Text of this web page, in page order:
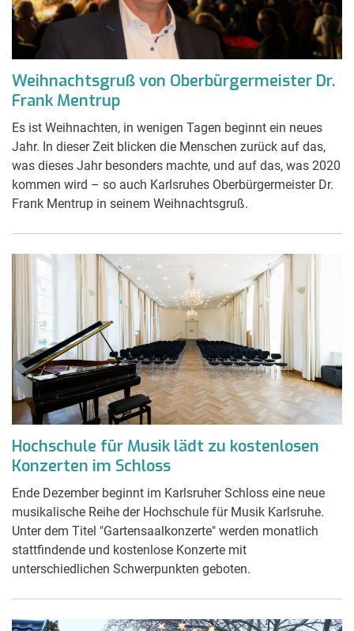
Weihnachtsgruß von Oberbürgermeister Dr.
Frank Mentrup
Es ist Weihnachten, in wenigen Tagen beginnt ein neues
Jahr. In dieser Zeit blicken die Menschen zurück auf das,
was dieses Jahr besonders machte, und auf das, was 2020
kommen wird – so auch Karlsruhes Oberbürgermeister Dr.
Frank Mentrup in seinem Weihnachtsgruß.
Hochschule für Musik lädt zu kostenlosen
Konzerten im Schloss
Ende Dezember beginnt im Karlsruher Schloss eine neue
musikalische Reihe der Hochschule für Musik Karlsruhe.
Unter dem Titel "Gartensaalkonzerte" werden monatlich
stattfindende und kostenlose Konzerte mit
unterschiedlichen Schwerpunkten geboten.